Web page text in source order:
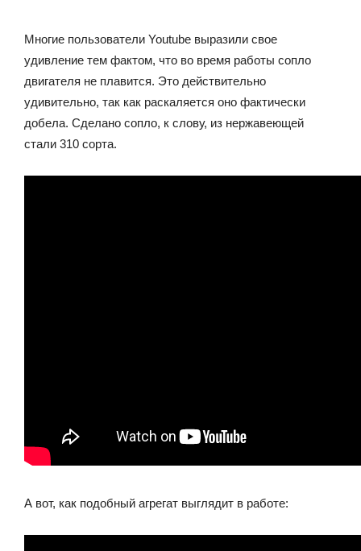
Многие пользователи Youtube выразили свое
удивление тем фактом, что во время работы сопло
двигателя не плавится. Это действительно
удивительно, так как раскаляется оно фактически
добела. Сделано сопло, к слову, из нержавеющей
стали 310 сорта.
А вот, как подобный агрегат выглядит в работе: